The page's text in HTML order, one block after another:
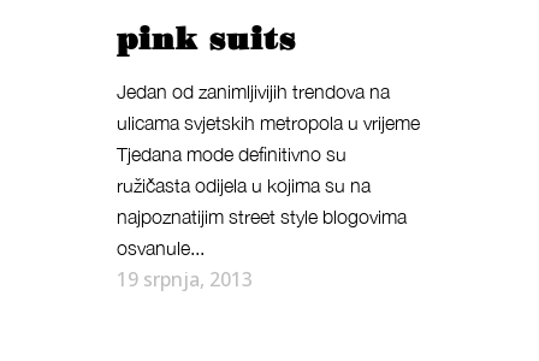
pink suits
Jedan od zanimljivijih trendova na
ulicama svjetskih metropola u vrijeme
Tjedana mode definitivno su
ružičasta odijela u kojima su na
najpoznatijim street style blogovima
osvanule...
19 srpnja, 2013